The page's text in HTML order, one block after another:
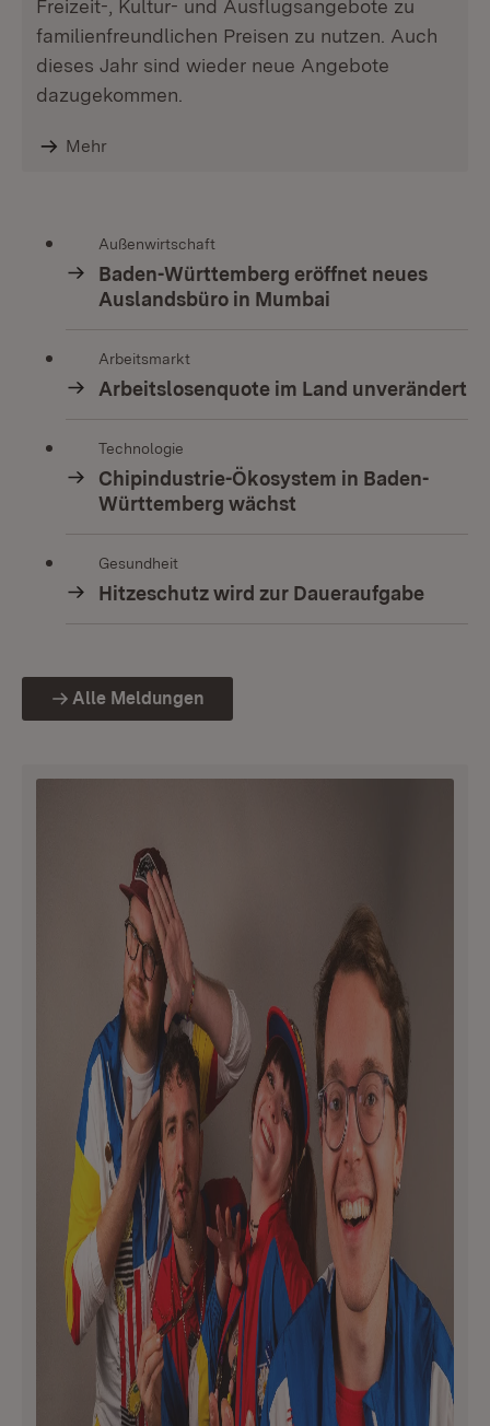
Freizeit-, Kultur- und Ausflugsangebote zu
familienfreundlichen Preisen zu nutzen. Auch
dieses Jahr sind wieder neue Angebote
dazugekommen.
Mehr
Außenwirtschaft
Baden-Württemberg eröffnet neues
Auslandsbüro in Mumbai
Arbeitsmarkt
Arbeitslosenquote im Land unverändert
Technologie
Chipindustrie-Ökosystem in Baden-
Württemberg wächst
Gesundheit
Hitzeschutz wird zur Daueraufgabe
Alle Meldungen